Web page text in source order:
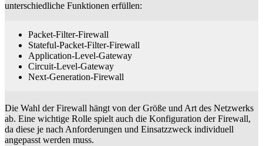
unterschiedliche Funktionen erfüllen:
Packet-Filter-Firewall
Stateful-Packet-Filter-Firewall
Application-Level-Gateway
Circuit-Level-Gateway
Next-Generation-Firewall
Die Wahl der Firewall hängt von der Größe und Art des Netzwerks
ab. Eine wichtige Rolle spielt auch die Konfiguration der Firewall,
da diese je nach Anforderungen und Einsatzzweck individuell
angepasst werden muss.